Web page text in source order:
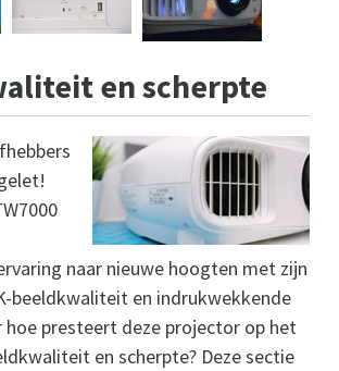
en scherpte
naar nieuwe hoogten met zijn
beeldkwaliteit en indrukwekkende
hoe presteert deze projector op het
en scherpte? Deze sectie